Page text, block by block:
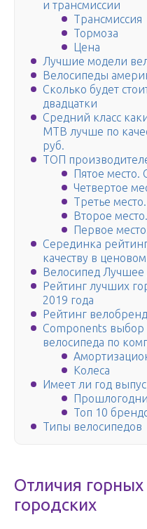
и трансмиссии
Трансмиссия
Тормоза
Цена
Лучшие модели
Велосипеды
Сколько будет
двадцатки
Средний класс
MTB лучше по
руб.
ТОП
Пятое место.
Четвертое
Третье
Второе
Первое
Серединка
качеству в
Велосипед Лучшее
Рейтинг лучших
2019 года
Рейтинг
Components выбор
велосипеда по
Колеса
Имеет ли год
Топ 10
Типы велосипедов
Отличия
городских